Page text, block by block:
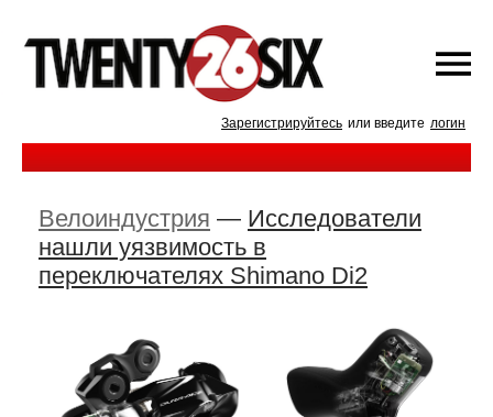
Зарегистрируйтесь или введите логин
Велоиндустрия — Исследователи
нашли уязвимость в
переключателях Shimano Di2